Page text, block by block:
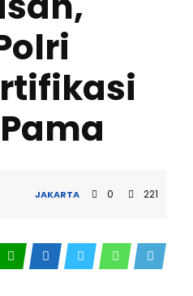
JAKARTA 0 221